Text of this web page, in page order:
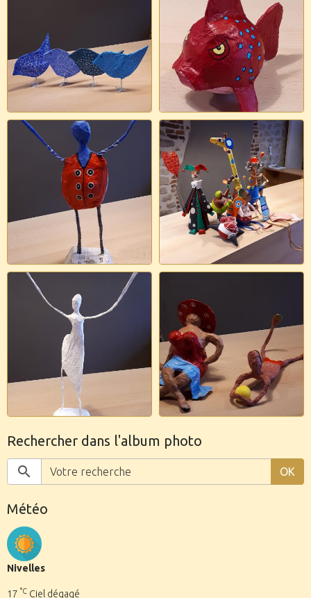
Rechercher dans l'album photo
OK
Météo
Nivelles
17 °C Ciel dégagé